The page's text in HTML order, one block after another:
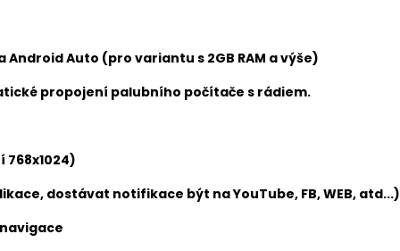
Android Auto (pro variantu s 2GB RAM a výše)
propojení palubního počítače s rádiem.
768x1024)
dostávat notifikace být na YouTube, FB, WEB, atd...)